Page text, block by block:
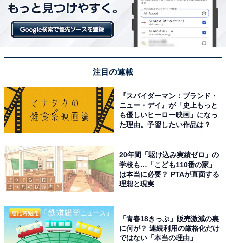
注目の連載
『スパイダーマン：ブランド・
ニュー・デイ』が「史上もっと
も優しいヒーロー映画」になっ
た理由。予習したい作品は？
20年間「駆け込み実績ゼロ」の
学校も…「こども110番の家」
は本当に必要？ PTAが直面する
理想と現実
「青春18きっぷ」販売激減の裏
に何が？ 連続利用の厳格化だけ
ではない「本当の理由」